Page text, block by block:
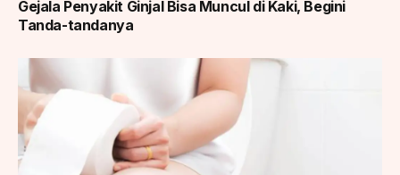
Gejala Penyakit Ginjal Bisa Muncul di Kaki, Begini
Tanda-tandanya